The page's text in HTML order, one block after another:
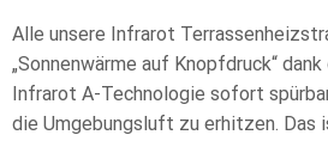
Alle unsere Infrarot
„Sonnenwärme auf Knopfdruck“
Infrarot A-Technologie sofort
die Umgebungsluft zu erhitzen. Das